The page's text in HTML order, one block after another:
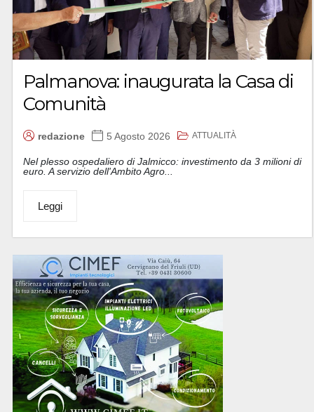
Palmanova: inaugurata la Casa di
Comunità
redazione 5 Agosto 2026 ATTUALITÀ
Nel plesso ospedaliero di Jalmicco: investimento da 3 milioni di
euro. A servizio dell'Ambito Agro...
Leggi